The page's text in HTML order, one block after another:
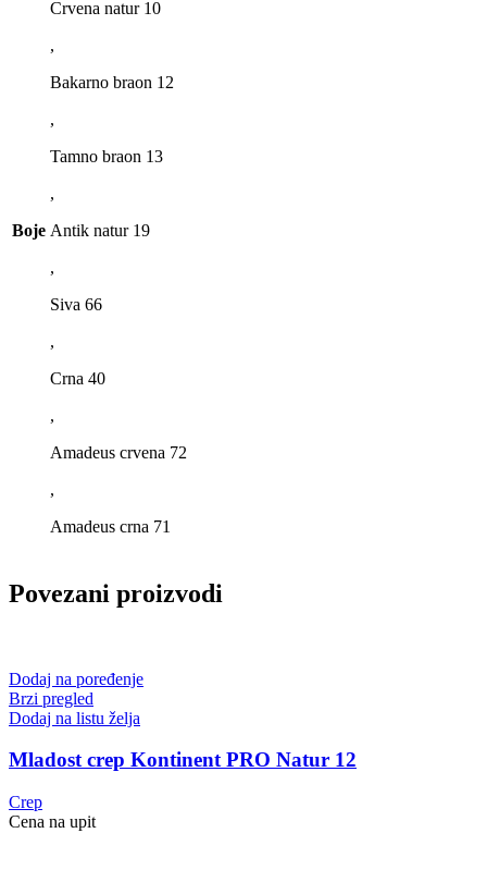
Boje
Crvena natur 10
,
Bakarno braon 12
,
Tamno braon 13
,
Antik natur 19
,
Siva 66
,
Crna 40
,
Amadeus crvena 72
,
Amadeus crna 71
Povezani proizvodi
Dodaj na poređenje
Brzi pregled
Dodaj na listu želja
Mladost crep Kontinent PRO Natur 12
Crep
Cena na upit